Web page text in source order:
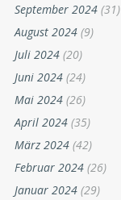
September 2024 (31)
August 2024 (9)
Juli 2024 (20)
Juni 2024 (24)
Mai 2024 (26)
April 2024 (35)
März 2024 (42)
Februar 2024 (26)
Januar 2024 (29)